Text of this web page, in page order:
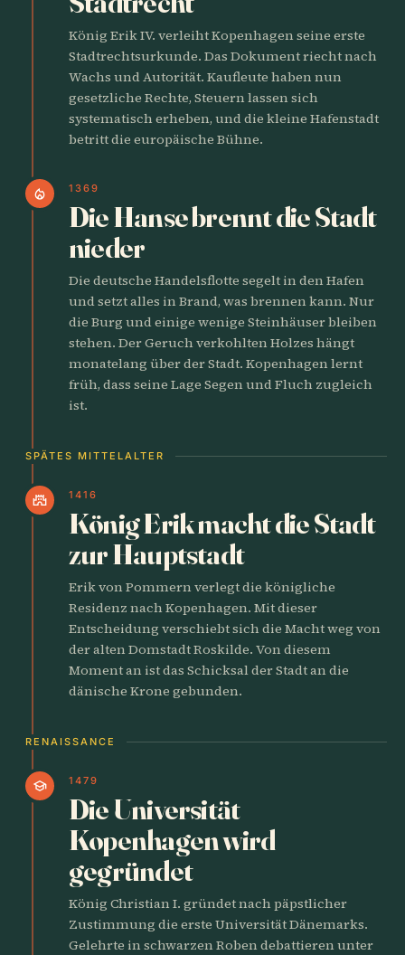
König Erik IV. verleiht Kopenhagen seine erste
Stadtrechtsurkunde. Das Dokument riecht nach
Wachs und Autorität. Kaufleute haben nun
gesetzliche Rechte, Steuern lassen sich
systematisch erheben, und die kleine Hafenstadt
betritt die europäische Bühne.
local_fire_department 1369
Die Hanse brennt die Stadt
nieder
Die deutsche Handelsflotte segelt in den Hafen
und setzt alles in Brand, was brennen kann. Nur
die Burg und einige wenige Steinhäuser bleiben
stehen. Der Geruch verkohlten Holzes hängt
monatelang über der Stadt. Kopenhagen lernt
früh, dass seine Lage Segen und Fluch zugleich
ist.
SPÄTES MITTELALTER
castle 1416
König Erik macht die Stadt
zur Hauptstadt
Erik von Pommern verlegt die königliche
Residenz nach Kopenhagen. Mit dieser
Entscheidung verschiebt sich die Macht weg von
der alten Domstadt Roskilde. Von diesem
Moment an ist das Schicksal der Stadt an die
dänische Krone gebunden.
RENAISSANCE
school 1479
Die Universität
Kopenhagen wird
gegründet
König Christian I. gründet nach päpstlicher
Zustimmung die erste Universität Dänemarks.
Gelehrte in schwarzen Roben debattieren unter